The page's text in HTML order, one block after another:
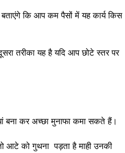
कि आप कम पैसों में यह कार्य किस
तरीका यह है यदि आप छोटे स्तर पर
बना कर अच्छा मुनाफा कमा सकते हैं।
आटे को गुथना पड़ता है माही उनकी